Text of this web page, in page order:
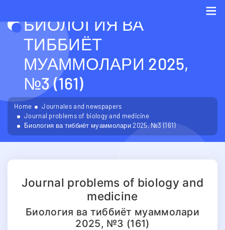
БИОЛОГИЯ ВА
ТИББИЁТ
МУАММОЛАРИ 2025,
№3 (161)
Home
Journales and newspapers
Journal problems of biology and medicine
Биология ва тиббиёт муаммолари 2025, №3 (161)
Journal problems of biology and
medicine
Биология ва тиббиёт муаммолари
2025, №3 (161)